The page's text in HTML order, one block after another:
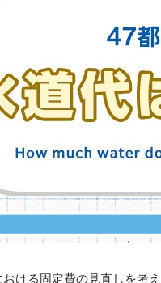
ける固定費の見直しを考